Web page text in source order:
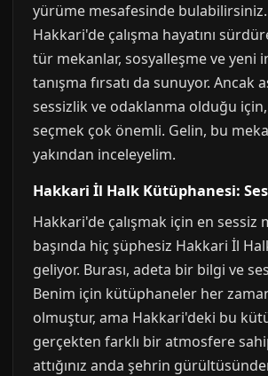
yürüme mesafesinde bulabilirsiniz.
Hakkari'de çalışma hayatını
tür mekanlar, sosyalleşme ve yeni
tanışma fırsatı da sunuyor. Ancak
sessizlik ve odaklanma olduğu
seçmek çok önemli. Gelin, bu
yakından inceleyelim.
Hakkari İl Halk Kütüphanesi:
Hakkari'de çalışmak için en sessiz
başında hiç şüphesiz Hakkari İl
geliyor. Burası, adeta bir bilgi ve
Benim için kütüphaneler her
olmuştur, ama Hakkari'deki bu
gerçekten farklı bir atmosfere
attığınız anda şehrin